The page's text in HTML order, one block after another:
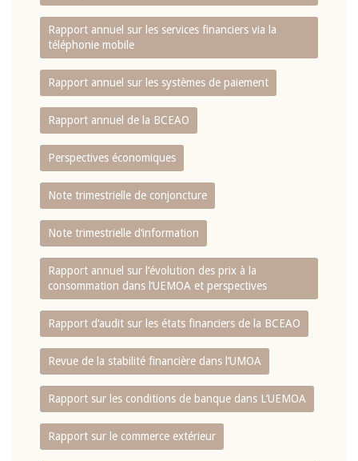
Rapport annuel sur les services financiers via la
téléphonie mobile
Rapport annuel sur les systèmes de paiement
Rapport annuel de la BCEAO
Perspectives économiques
Note trimestrielle de conjoncture
Note trimestrielle d‘information
Rapport annuel sur l‘évolution des prix à la
consommation dans l‘UEMOA et perspectives
Rapport d‘audit sur les états financiers de la BCEAO
Revue de la stabilité financière dans l‘UMOA
Rapport sur les conditions de banque dans L‘UEMOA
Rapport sur le commerce extérieur